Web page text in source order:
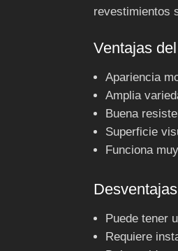
revestimientos
Ventajas
Apariencia
Amplia
Buena
Superficie
Funciona
Puede tener
Requiere